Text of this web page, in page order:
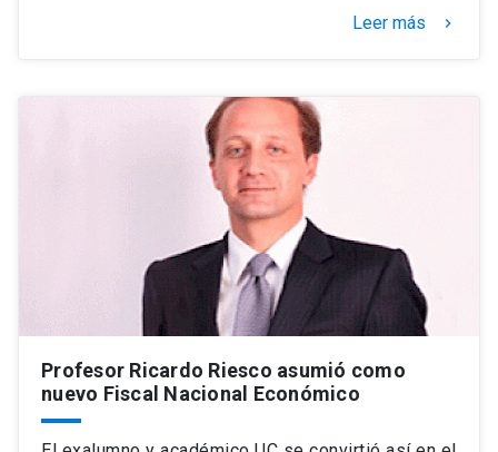
Leer más keyboard_arrow_right
Profesor Ricardo Riesco asumió como
nuevo Fiscal Nacional Económico